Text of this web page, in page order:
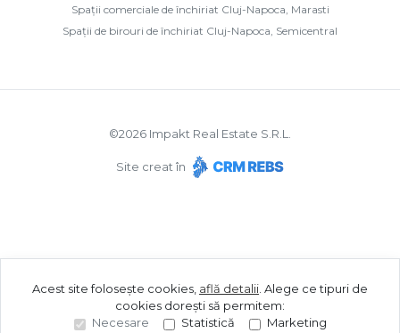
Spații comerciale de închiriat Cluj-Napoca, Marasti
Spații de birouri de închiriat Cluj-Napoca, Semicentral
©2026 Impakt Real Estate S.R.L.
Site creat în
Acest site folosește cookies, află detalii Alege ce tipuri de
cookies dorești să permitem:
Necesare
Statistică Marketing